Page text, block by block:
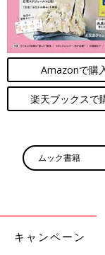
出典：Instagramアカ
こちらは、
できて最高なのだと
Amazonで購
楽天ブックスで
ムック書籍
キャンペーン